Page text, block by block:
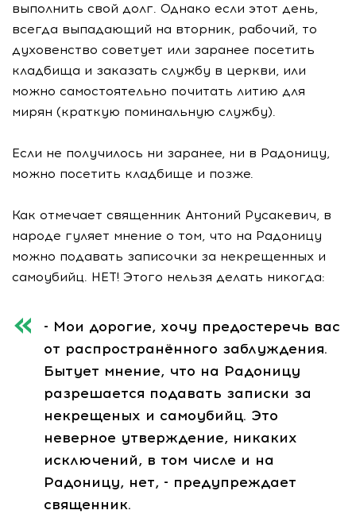
выполнить свой долг. Однако если этот день,
всегда выпадающий на вторник, рабочий, то
духовенство советует или заранее посетить
кладбища и заказать службу в церкви, или
можно самостоятельно почитать литию для
мирян (краткую поминальную службу).
Если не получилось ни заранее, ни в Радоницу,
можно посетить кладбище и позже.
Как отмечает священник Антоний Русакевич, в
народе гуляет мнение о том, что на Радоницу
можно подавать записочки за некрещенных и
самоубийц. НЕТ! Этого нельзя делать никогда:
- Мои дорогие, хочу предостеречь вас
от распространённого заблуждения.
Бытует мнение, что на Радоницу
разрешается подавать записки за
некрещеных и самоубийц. Это
неверное утверждение, никаких
исключений, в том числе и на
Радоницу, нет, - предупреждает
священник.